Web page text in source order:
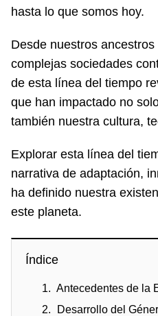
hasta lo que somos hoy.
Desde nuestros
complejas sociedades
de esta línea del tiempo
que han impactado no
también nuestra cultura,
Explorar esta línea del
narrativa de adaptación,
ha definido nuestra
este planeta.
Índice
Antecedentes de la
Desarrollo del